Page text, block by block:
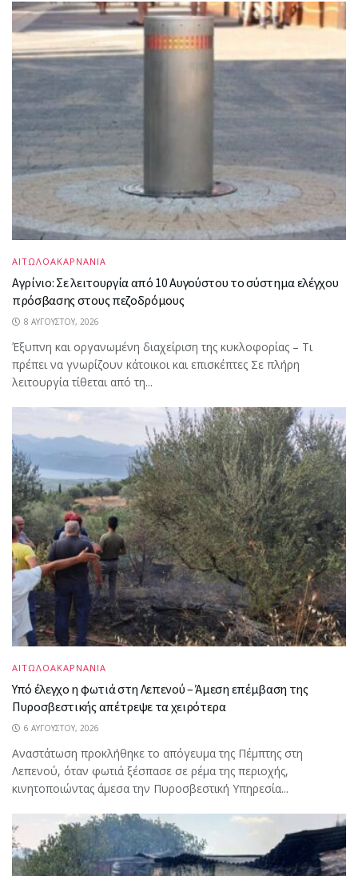
ΑΙΤΩΛΟΑΚΑΡΝΑΝΙΑ
Αγρίνιο: Σε λειτουργία από 10 Αυγούστου το σύστημα ελέγχου
πρόσβασης στους πεζοδρόμους
8 ΑΥΓΟΎΣΤΟΥ, 2026
Έξυπνη και οργανωμένη διαχείριση της κυκλοφορίας – Τι
πρέπει να γνωρίζουν κάτοικοι και επισκέπτες Σε πλήρη
λειτουργία τίθεται από τη...
ΑΙΤΩΛΟΑΚΑΡΝΑΝΙΑ
Υπό έλεγχο η φωτιά στη Λεπενού – Άμεση επέμβαση της
Πυροσβεστικής απέτρεψε τα χειρότερα
6 ΑΥΓΟΎΣΤΟΥ, 2026
Αναστάτωση προκλήθηκε το απόγευμα της Πέμπτης στη
Λεπενού, όταν φωτιά ξέσπασε σε ρέμα της περιοχής,
κινητοποιώντας άμεσα την Πυροσβεστική Υπηρεσία...